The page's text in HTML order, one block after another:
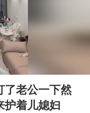
OpenAI为免费用户升级GPT-5.6 Luna
的“中国蔬菜之乡”
女子开一天一夜空调后二氧化碳中毒
新路径研判来了
了老公一下然
护着儿媳妇